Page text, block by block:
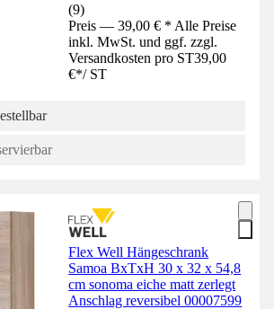
(9)
Preis — 39,00 € * Alle Preise
inkl. MwSt. und ggf. zzgl.
Versandkosten pro ST39,00
€*/ ST
Flex Well Hängeschrank
Samoa BxTxH 30 x 32 x 54,8
cm sonoma eiche matt zerlegt
Anschlag reversibel 00007599